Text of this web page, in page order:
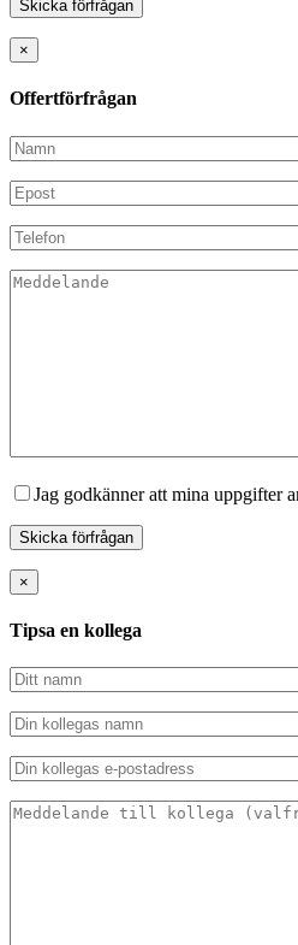
×
Offertförfrågan
Jag godkänner att mina uppgifter
×
Tipsa en kollega